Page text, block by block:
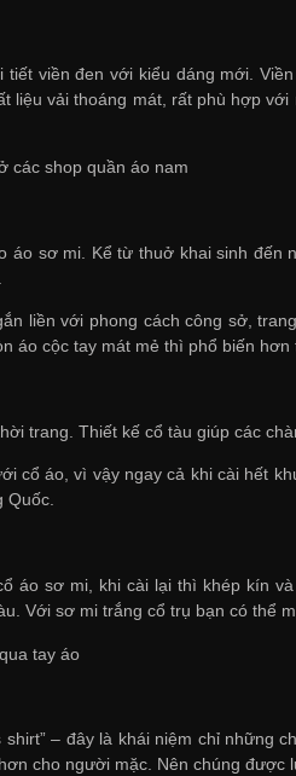
viền đen với kiểu dáng mới.
liệu vải thoáng mát, rất phù hợp
các shop quần áo nam
áo sơ mi. Kể từ thuở khai sinh
liền với phong cách công sở,
áo cộc tay mát mẻ thì phổ biến hơn
trang. Thiết kế cổ tàu giúp các
cổ áo, vì vậy ngay cả khi cài hết
Quốc.
áo sơ mi, khi cài lại thì khép kín
Với sơ mi trắng cổ trụ bạn có thể
tay áo
– đây là khái niệm chỉ những
cho người mặc. Nên chúng được